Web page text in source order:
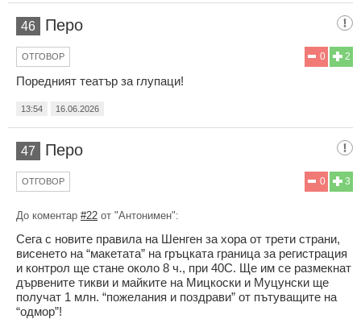
46 Перо
2
0
ОТГОВОР
Поредният театър за глупаци!
13:54 16.06.2026
47 Перо
3
0
ОТГОВОР
До коментар #22 от "Антонимен":
Сега с новите правила на Шенген за хора от трети страни,
висенето на “макетата” на гръцката граница за регистрация
и контрол ще стане около 8 ч., при 40С. Ще им се размекнат
дървените тикви и майките на Мицкоски и Муцунски ще
получат 1 млн. “пожелания и поздрави” от пътуващите на
“одмор”!